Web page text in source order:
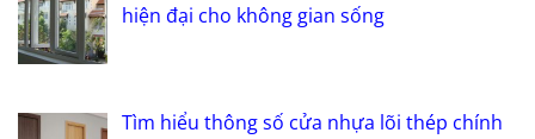
hiện đại cho không gian sống
Tìm hiểu thông số cửa nhựa lõi thép chính